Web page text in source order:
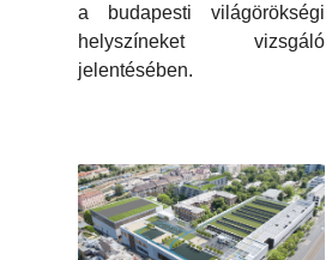
a budapesti világörökségi
helyszíneket vizsgáló
jelentésében.